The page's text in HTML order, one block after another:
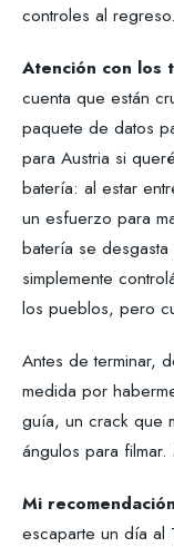
controles al regreso.
Atención con los
cuenta que están
paquete de datos
para Austria si
batería: al estar
un esfuerzo para
batería se
simplemente
los pueblos, pero
Antes de terminar,
medida por
guía, un crack que
ángulos para
Mi
escaparte un día al